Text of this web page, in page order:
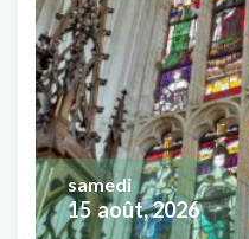
15 août, 2026
samedi